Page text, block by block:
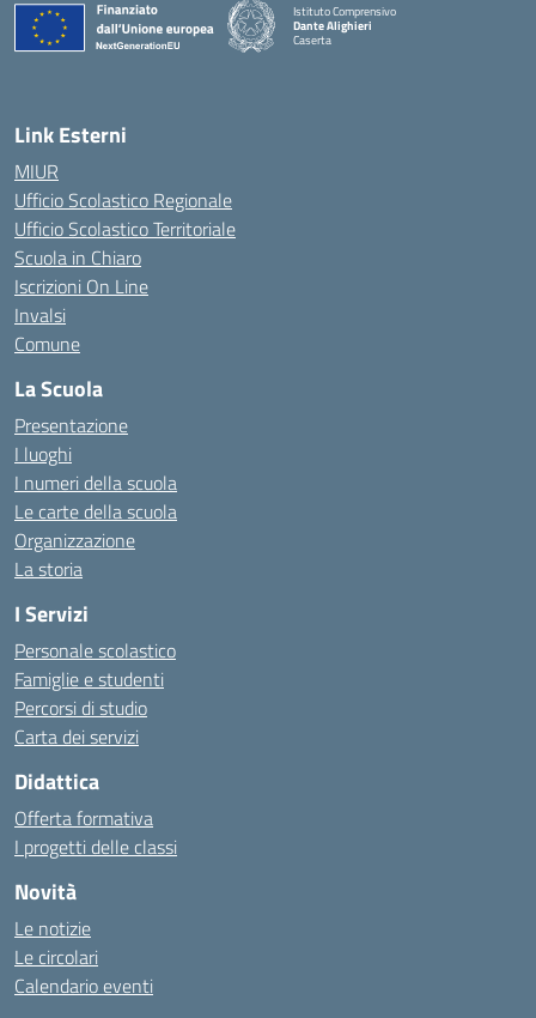
Istituto Comprensivo
Dante Alighieri
Caserta
Link Esterni
MIUR
Ufficio Scolastico Regionale
Ufficio Scolastico Territoriale
Scuola in Chiaro
Iscrizioni On Line
Invalsi
Comune
La Scuola
Presentazione
I luoghi
I numeri della scuola
Le carte della scuola
Organizzazione
La storia
I Servizi
Personale scolastico
Famiglie e studenti
Percorsi di studio
Carta dei servizi
Didattica
Offerta formativa
I progetti delle classi
Novità
Le notizie
Le circolari
Calendario eventi